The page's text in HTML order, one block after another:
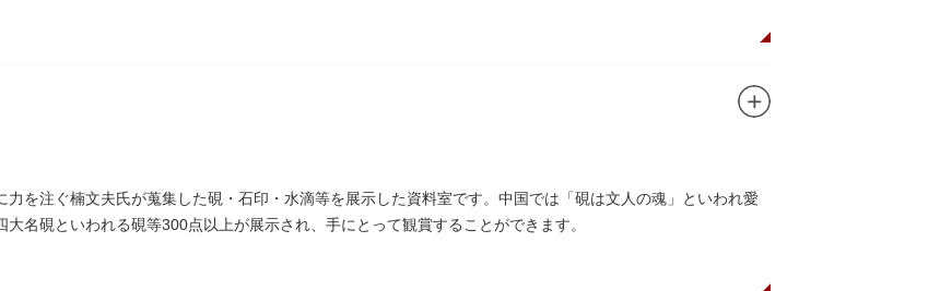
力を注ぐ楠文夫氏が蒐集した硯・石印・水滴等を展示した資料室です。中国では「硯は文人の魂」といわれ愛
名硯といわれる硯等300点以上が展示され、手にとって観賞することができます。